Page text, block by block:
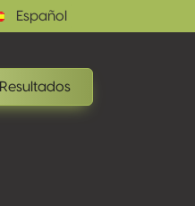
Español
Resultados